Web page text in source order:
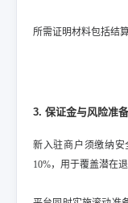
所需证明材料包括结
3. 保证金与风险准
新入驻商户须缴纳安
10%，用于覆盖潜在